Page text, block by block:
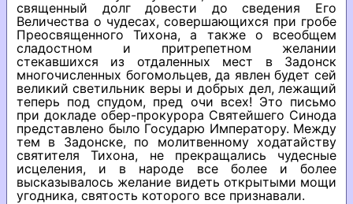
священный долг довести до сведения Его
Величества о чудесах, совершающихся при гробе
Преосвященного Тихона, а также о всеобщем
сладостном и притрепетном желании
стекавшихся из отдаленных мест в Задонск
многочисленных богомольцев, да явлен будет сей
великий светильник веры и добрых дел, лежащий
теперь под спудом, пред очи всех! Это письмо
при докладе обер-прокурора Святейшего Синода
представлено было Государю Императору. Между
тем в Задонске, по молитвенному ходатайству
святителя Тихона, не прекращались чудесные
исцеления, и в народе все более и более
высказывалось желание видеть открытыми мощи
угодника, святость которого все признавали.